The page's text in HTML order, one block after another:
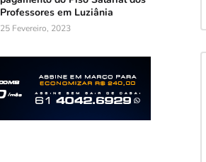
Professores em Luziânia
25 Fevereiro, 2023